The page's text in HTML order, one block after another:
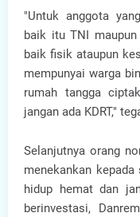
"Untuk anggota
baik itu TNI
baik fisik ataupun
mempunyai warga
rumah tangga
jangan ada KDRT,"
Selanjutnya orang
menekankan
hidup hemat dan
berinvestasi,